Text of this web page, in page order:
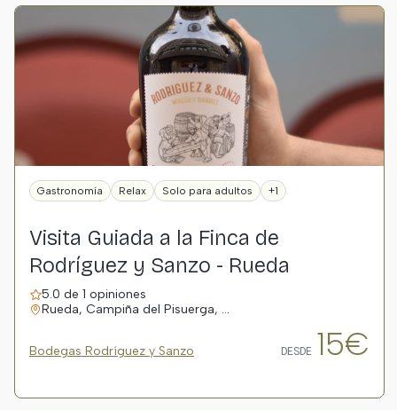
Gastronomía Relax Solo para adultos +1
Visita Guiada a la Finca de
Rodríguez y Sanzo - Rueda
5.0 de 1 opiniones
Rueda, Campiña del Pisuerga, …
Bodegas Rodríguez y Sanzo DESDE 15€